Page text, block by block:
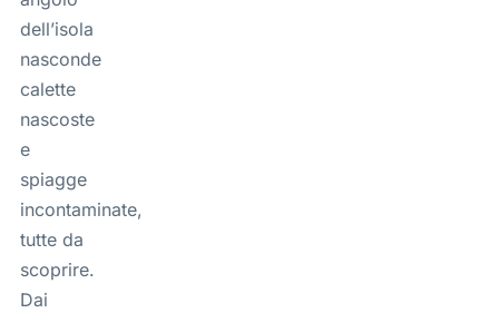
dell’isola
nasconde
calette
nascoste
e
spiagge
incontaminate,
tutte da
scoprire.
Dai